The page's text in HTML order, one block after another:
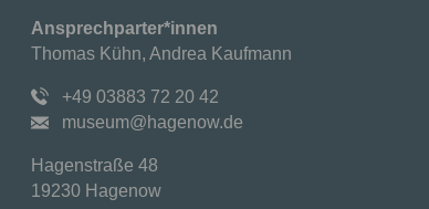
Ansprechparter*innen
Thomas Kühn, Andrea Kaufmann
+49 03883 72 20 42
museum@hagenow.de
Hagenstraße 48
19230 Hagenow